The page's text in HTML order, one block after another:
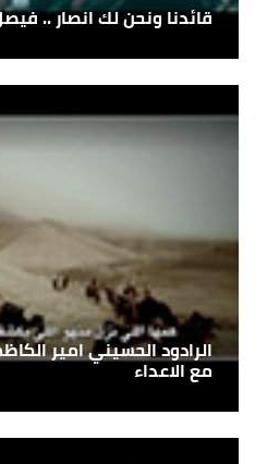
قائدنا ونحن لك انصار ..
الرادود الحسيني امير
مع الاعداء